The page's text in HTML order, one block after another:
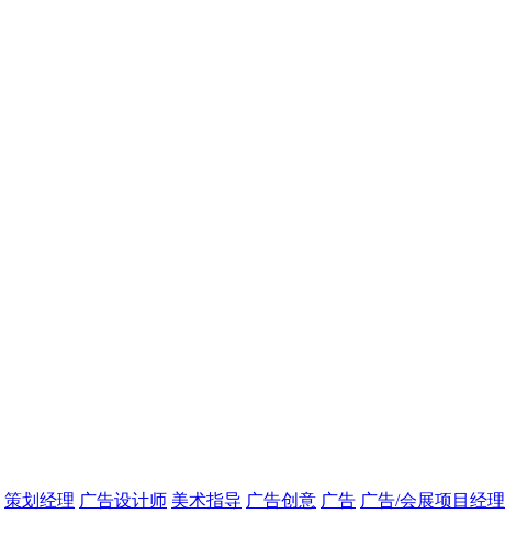
策划经理 广告设计师 美术指导 广告创意 广告 广告/会展项目经理